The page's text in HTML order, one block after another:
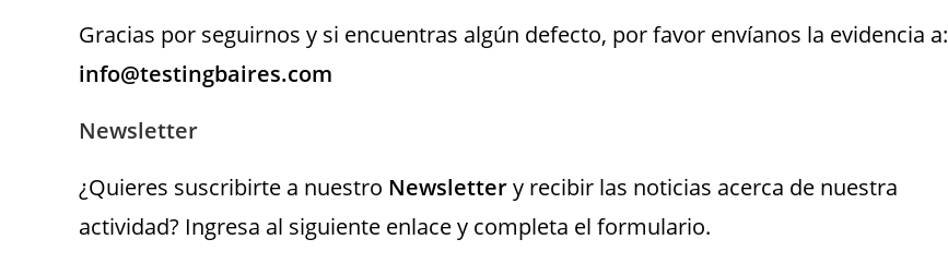
Gracias por seguirnos y si encuentras algún defecto, por favor envíanos la evidencia a:
info@testingbaires.com
Newsletter
¿Quieres suscribirte a nuestro Newslettery recibir las noticias acerca de nuestra
actividad? Ingresa al siguiente enlace y completa el formulario.